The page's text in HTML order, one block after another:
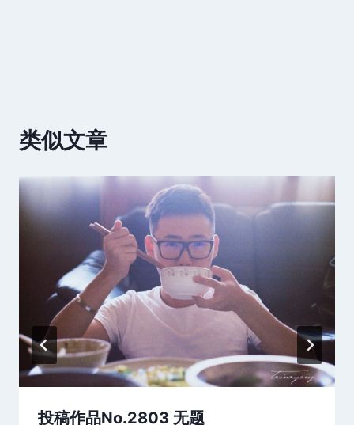
类似文章
投稿作品No.2803 无题